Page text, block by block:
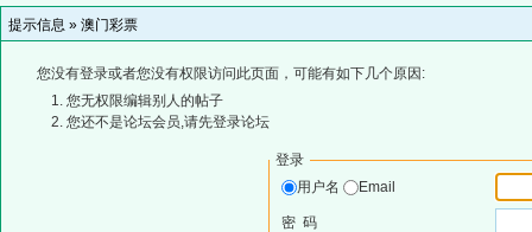
提示信息 » 澳门彩票
您没有登录或者您没有权限访问此页面，可能有如下几个原因:
您无权限编辑别人的帖子
您还不是论坛会员,请先登录论坛
登录
用户名
Email
密 码